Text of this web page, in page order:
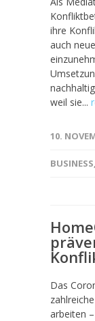
ihre
auch
weil sie...
10.
BUSINESS,
Das
arbeiten